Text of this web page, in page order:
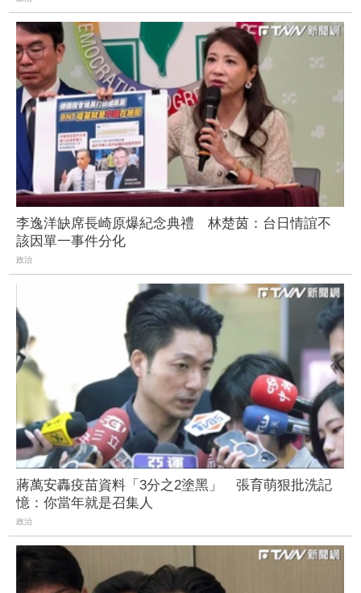
李逸洋缺席長崎原爆紀念典禮 林楚茵：台日情誼不
該因單一事件分化
政治
蔣萬安轟疫苗資料「3分之2塗黑」 張育萌狠批洗記
憶：你當年就是召集人
政治